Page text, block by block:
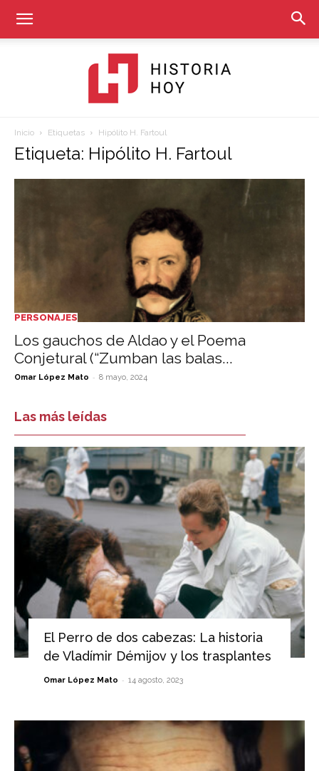
Historia
Inicio Etiquetas Hipólito H. Fartoul
Etiqueta: Hipólito H. Fartoul
PERSONAJES
Los gauchos de Aldao y el Poema
Conjetural (“Zumban las balas...
Omar López Mato - 8 mayo, 2024
Las más leídas
El Perro de dos cabezas: La historia
de Vladímir Démijov y los trasplantes
Omar López Mato - 14 agosto, 2023